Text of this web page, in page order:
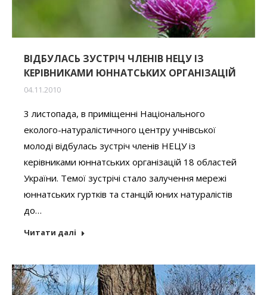
ВІДБУЛАСЬ ЗУСТРІЧ ЧЛЕНІВ НЕЦУ ІЗ
КЕРІВНИКАМИ ЮННАТСЬКИХ ОРГАНІЗАЦІЙ
04.11.2010
3 листопада, в приміщенні Національного
еколого-натуралістичного центру учнівської
молоді відбулась зустріч членів НЕЦУ із
керівниками юннатських організацій 18 областей
України. Темої зустрічі стало залучення мережі
юннатських гуртків та станцій юних натуралістів
до…
Читати далі